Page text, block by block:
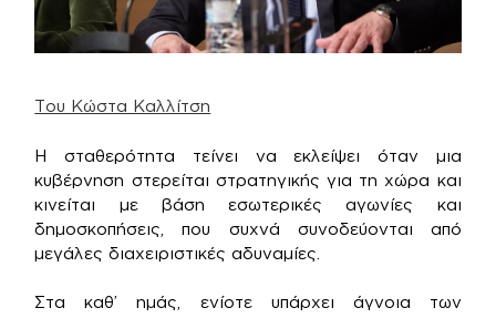
Του Κώστα Καλλίτση
Η σταθερότητα τείνει να εκλείψει όταν μια
κυβέρνηση στερείται στρατηγικής για τη χώρα και
κινείται με βάση εσωτερικές αγωνίες και
δημοσκοπήσεις, που συχνά συνοδεύονται από
μεγάλες διαχειριστικές αδυναμίες.
Στα καθ’ ημάς, ενίοτε υπάρχει άγνοια των